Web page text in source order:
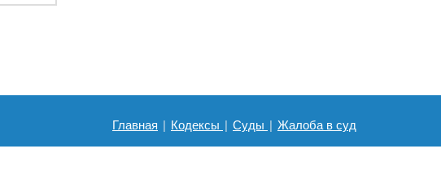
Главная | Кодексы | Суды | Жалоба в суд